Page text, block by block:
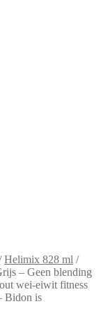
Helimix 828 ml /
– Geen blending
wei-eiwit fitness
Bidon is